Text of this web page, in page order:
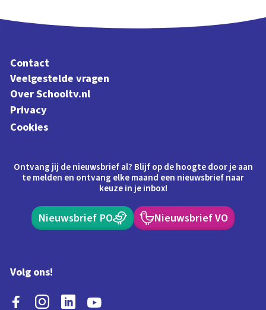
Contact
Veelgestelde vragen
Over Schooltv.nl
Privacy
Cookies
Ontvang jij de nieuwsbrief al? Blijf op de hoogte door je aan
te melden en ontvang elke maand een nieuwsbrief naar
keuze in je inbox!
Nieuwsbrief PO Nieuwsbrief VO
Volg ons!